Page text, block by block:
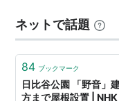
旧都立日比谷図書
従来型の図書館の
ネットで話題
84 ブックマーク
日比谷公園 「野音」
方まで屋根設置 | NHK